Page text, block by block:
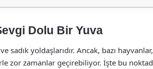
Dolu Bir Yuva
sadık yoldaşlarıdır. Ancak, bazı
zor zamanlar geçirebiliyor. İşte bu